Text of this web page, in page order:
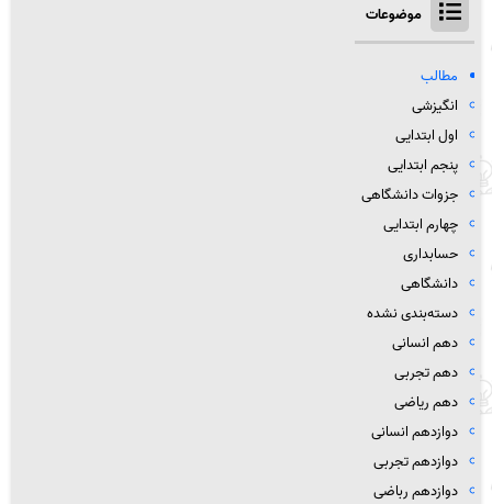
موضوعات
مطالب
انگیزشی
اول ابتدایی
پنجم ابتدایی
جزوات دانشگاهی
چهارم ابتدایی
حسابداری
دانشگاهی
دسته‌بندی نشده
دهم انسانی
دهم تجربی
دهم ریاضی
دوازدهم انسانی
دوازدهم تجربی
دوازدهم رباضی